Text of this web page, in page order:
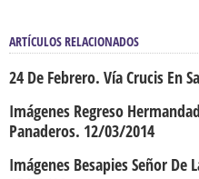
ARTÍCULOS RELACIONADOS
24 De Febrero. Vía Crucis En
Imágenes Regreso
Panaderos. 12/03/2014
Imágenes Besapies Señor De